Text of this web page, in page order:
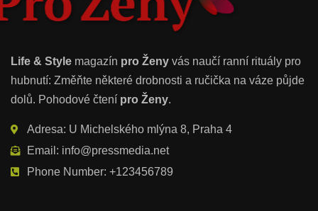
Life & Style magazín pro Ženy vás naučí ranní rituály pro
hubnutí: Změňte některé drobnosti a ručička na váze půjde
dolů. Pohodové čtení pro Ženy.
Adresa: U Michelského mlýna 8, Praha 4
Email: info@pressmedia.net
Phone Number: +123456789